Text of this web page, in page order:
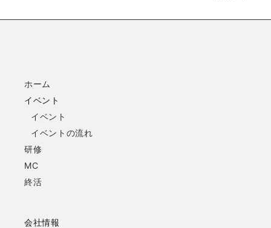
ホーム
イベント
イベント
イベントの流れ
研修
MC
終活
会社情報